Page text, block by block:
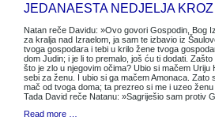
JEDANAESTA NEDJELJA
Natan reče Davidu: »Ovo govori Gospodin, Bog
za kralja nad Izraelom, ja sam te izbavio iz
tvoga gospodara i tebi u krilo žene tvoga
dom Judin; i je li to premalo, još ću ti dodati.
što je zlo u njegovim očima? Ubio si mačem Uriju
sebi za ženu. I ubio si ga mačem Amonaca. Zato
mač od tvoga doma; ta prezreo si me i uzeo ženu
Tada David reče Natanu: »Sagriješio sam protiv
Read more …